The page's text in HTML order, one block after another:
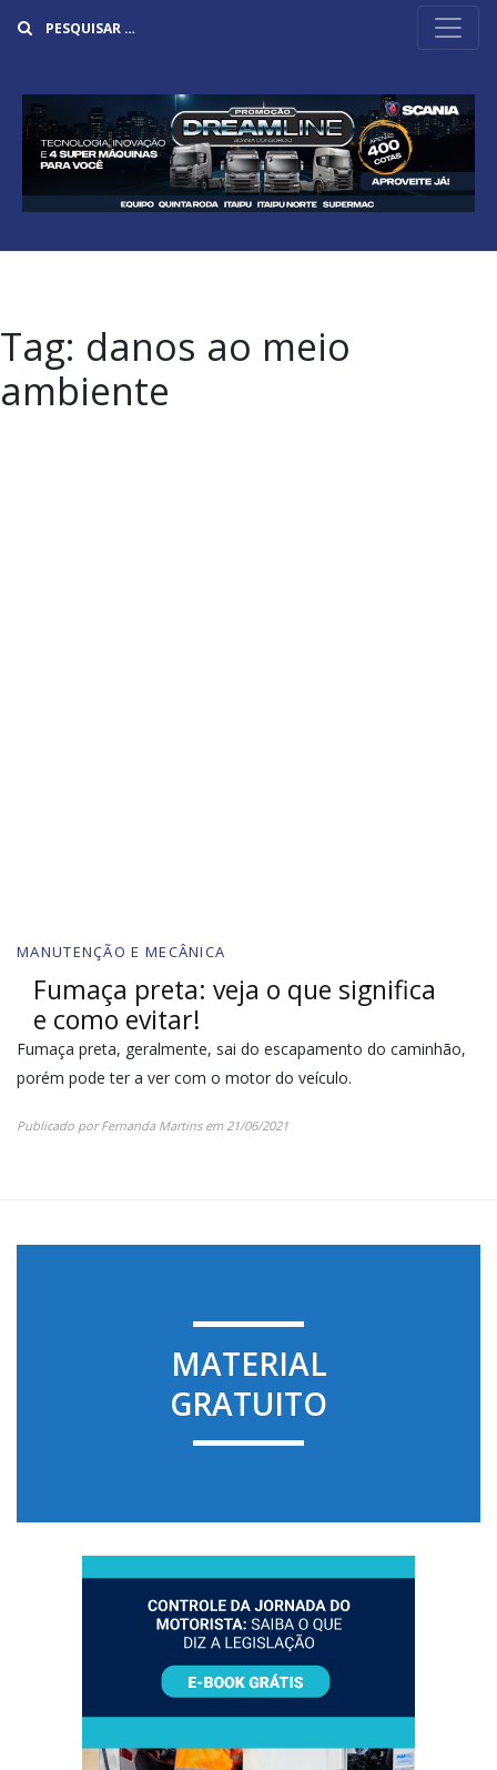
Tag: danos ao meio
ambiente
MANUTENÇÃO E MECÂNICA
Fumaça preta: veja o que significa
e como evitar!
Fumaça preta, geralmente, sai do escapamento do caminhão,
porém pode ter a ver com o motor do veículo.
Publicado porFernanda Martinsem21/06/2021
MATERIAL
GRATUITO